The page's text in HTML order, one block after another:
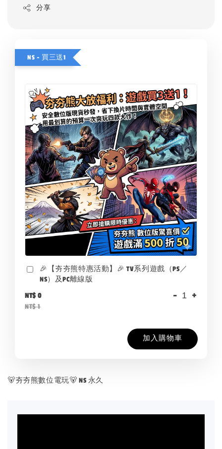
分享
NS - 買三送1
🎉【夯夯熊特惠活動】🎉 TV系列遊戲（PS／
NS）及PC離線版
NT$ 0
NT$ 1
- +
加入購物車
🐻夯夯熊數位電玩🐻 NS 永久